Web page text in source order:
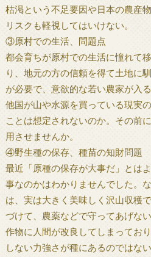
枯渇という不足要因や日本の農産
リスクも軽視してはいけない。
③原村での生活、問題点
都会育ちが原村での生活に憧れて
り、地元の方の信頼を得て土地に
が必要で、意欲的な若い農家が入
他国が山や水源を買っている現実
ことは想定されないのか。その前
用させませんか。
④野生種の保存、種苗の知財問題
最近「原種の保存が大事だ」とは
事なのかはわかりませんでした。
は、実は大きく美味しく沢山収穫
づけて、農薬などで守ってあげな
作物に人間が改良してしまってお
しない力強さが種にあるのではな